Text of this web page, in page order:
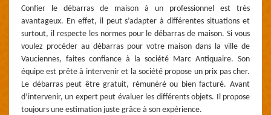
Confier le débarras de maison à un professionnel est très
avantageux. En effet, il peut s’adapter à différentes situations et
surtout, il respecte les normes pour le débarras de maison. Si vous
voulez procéder au débarras pour votre maison dans la ville de
Vauciennes, faites confiance à la société Marc Antiquaire. Son
équipe est prête à intervenir et la société propose un prix pas cher.
Le débarras peut être gratuit, rémunéré ou bien facturé. Avant
d’intervenir, un expert peut évaluer les différents objets. Il propose
toujours une estimation juste grâce à son expérience.